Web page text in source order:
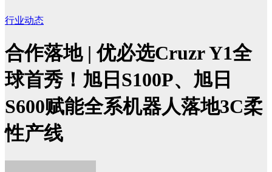
行业动态
合作落地 | 优必选Cruzr Y1全
球首秀！旭日S100P、旭日
S600赋能全系机器人落地3C柔
性产线